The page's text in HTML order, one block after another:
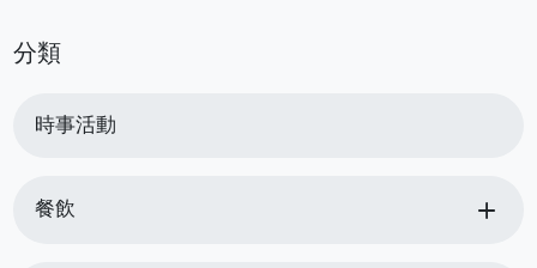
分類
時事活動
餐飲 add